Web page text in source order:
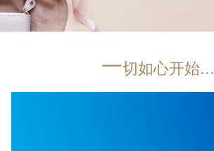
一切如心开始...